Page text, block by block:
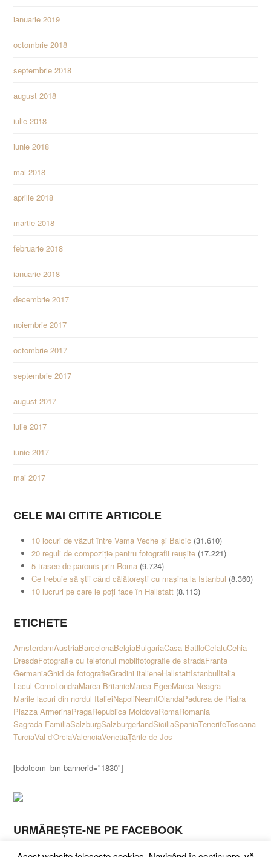
ianuarie 2019
octombrie 2018
septembrie 2018
august 2018
iulie 2018
iunie 2018
mai 2018
aprilie 2018
martie 2018
februarie 2018
ianuarie 2018
decembrie 2017
noiembrie 2017
octombrie 2017
septembrie 2017
august 2017
iulie 2017
iunie 2017
mai 2017
CELE MAI CITITE ARTICOLE
10 locuri de văzut între Vama Veche și Balcic (31.610)
20 reguli de compoziție pentru fotografii reușite (17.221)
5 trasee de parcurs prin Roma (9.724)
Ce trebuie să știi când călătorești cu mașina la Istanbul (8.360)
10 lucruri pe care le poți face în Hallstatt (8.113)
ETICHETE
AmsterdamAustriaBarcelonaBelgiaBulgariaCasa BatlloCefaluCehia
DresdaFotografie cu telefonul mobilfotografie de stradaFranta
GermaniaGhid de fotografieGradini italieneHallstattIstanbulItalia
Lacul ComoLondraMarea BritanieMarea EgeeMarea Neagra
Marile lacuri din nordul ItalieiNapoliNeamtOlandaPadurea de Piatra
Piazza ArmerinaPragaRepublica MoldovaRomaRomania
Sagrada FamiliaSalzburgSalzburgerlandSiciliaSpaniaTenerifeToscana
TurciaVal d'OrciaValenciaVenetiaȚările de Jos
[bdotcom_bm bannerid="1830"]
URMĂREȘTE-NE PE FACEBOOK